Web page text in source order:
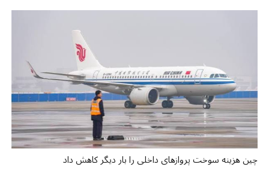
چین هزینه سوخت پروازهای داخلی را بار دیگر کاهش داد